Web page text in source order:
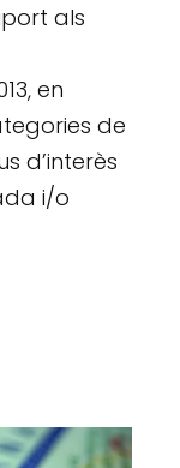
als
en
de
d’interès
i/o